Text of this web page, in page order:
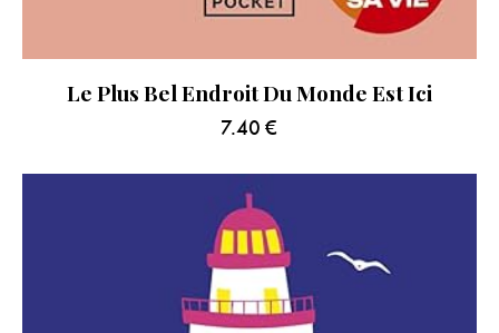
Le Plus Bel Endroit Du Monde Est Ici
7.40 €